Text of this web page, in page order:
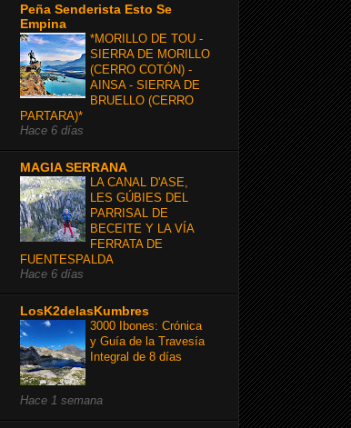
Peña Senderista Esto Se
Empina
*MORILLO DE TOU -
SIERRA DE MORILLO
(CERRO COTÓN) -
AINSA - SIERRA DE
BRUELLO (CERRO
PARTARA)*
Hace 6 días
MAGIA SERRANA
LA CANAL D'ASE,
LES GÚBIES DEL
PARRISAL DE
BECEITE Y LA VÍA
FERRATA DE
FUENTESPALDA
Hace 6 días
LosK2delasKumbres
3000 Ibones: Crónica
y Guía de la Travesía
Integral de 8 días
Hace 1 semana